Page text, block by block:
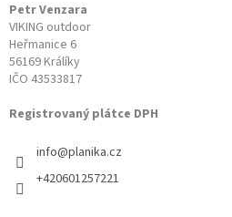
Petr Venzara
VIKING outdoor
Heřmanice 6
56169 Králíky
IČO 43533817
Registrovaný plátce DPH
info@planika.cz
+420601257221